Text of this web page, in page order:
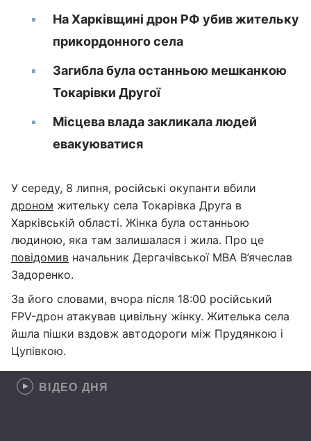
На Харківщині дрон РФ убив жительку
прикордонного села
Загибла була останньою мешканкою
Токарівки Другої
Місцева влада закликала людей
евакуюватися
У середу, 8 липня, російські окупанти вбили
дроном жительку села Токарівка Друга в
Харківській області. Жінка була останньою
людиною, яка там залишалася і жила. Про це
повідомив начальник Дергачівської МВА В’ячеслав
Задоренко.
За його словами, вчора після 18:00 російський
FPV-дрон атакував цивільну жінку. Жителька села
йшла пішки вздовж автодороги між Прудянкою і
Цупівкою.
ВІДЕО ДНЯ